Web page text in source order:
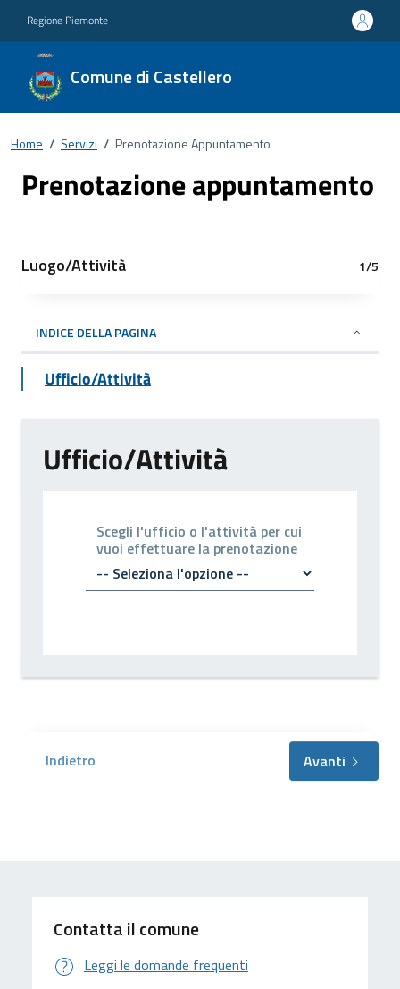
Regione Piemonte
Comune di Castellero
Home / Servizi / Prenotazione Appuntamento
Prenotazione appuntamento
Luogo/Attività 1/5
INDICE DELLA PAGINA
Ufficio/Attività
Ufficio/Attività
Scegli l'ufficio o l'attività per cui
vuoi effettuare la prenotazione
Indietro Avanti
Contatta il comune
Leggi le domande frequenti